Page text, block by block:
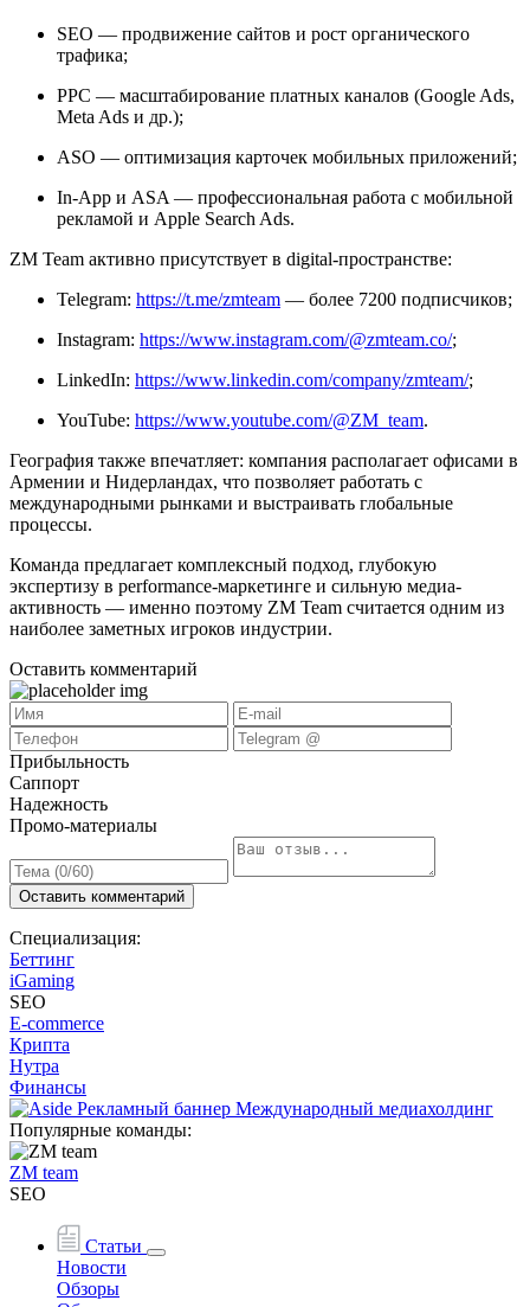
SEO — продвижение сайтов и рост органического
трафика;
PPC — масштабирование платных каналов (Google Ads,
Meta Ads и др.);
ASO — оптимизация карточек мобильных приложений;
In-App и ASA — профессиональная работа с мобильной
рекламой и Apple Search Ads.
ZM Team активно присутствует в digital-пространстве:
Telegram: https://t.me/zmteam — более 7200 подписчиков;
Instagram: https://www.instagram.com/@zmteam.co/;
LinkedIn: https://www.linkedin.com/company/zmteam/;
YouTube: https://www.youtube.com/@ZM_team.
География также впечатляет: компания располагает офисами в
Армении и Нидерландах, что позволяет работать с
международными рынками и выстраивать глобальные
процессы.
Команда предлагает комплексный подход, глубокую
экспертизу в performance-маркетинге и сильную медиа-
активность — именно поэтому ZM Team считается одним из
наиболее заметных игроков индустрии.
Оставить комментарий
Прибыльность
Саппорт
Надежность
Промо-материалы
Оставить комментарий
Специализация:
Беттинг
iGaming
SEO
E-commerce
Крипта
Нутра
Финансы
Популярные команды:
ZM team
SEO
Статьи
Новости
Обзоры